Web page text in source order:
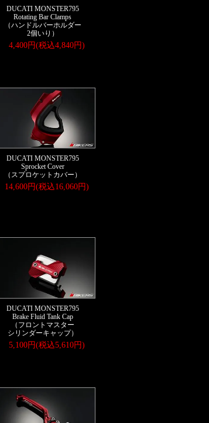
DUCATI MONSTER795
Rotating Bar Clamps
（ハンドルバーホルダー
2個いり）
4,400円(税込4,840円)
DUCATI MONSTER795
Sprocket Cover
（スプロケットカバー）
14,600円(税込16,060円)
DUCATI MONSTER795
Brake Fluid Tank Cap
（フロントマスター
シリンダーキャップ）
5,100円(税込5,610円)